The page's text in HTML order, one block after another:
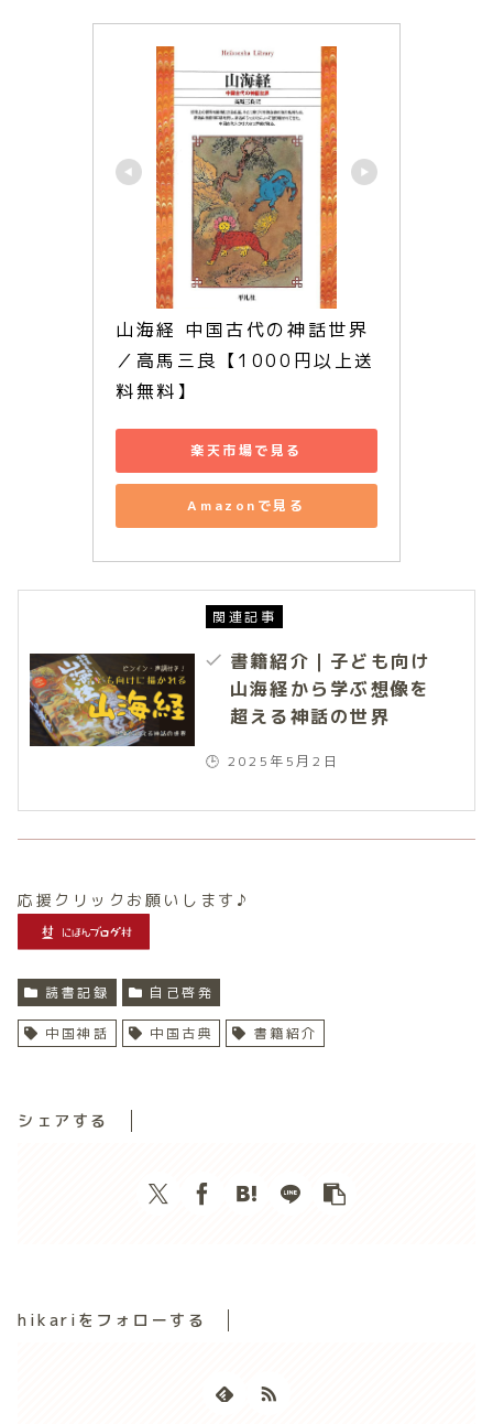
山海経 中国古代の神話世界
／高馬三良【1000円以上送
料無料】
楽天市場で見る
Amazonで見る
関連記事
書籍紹介｜子ども向け
山海経から学ぶ想像を
超える神話の世界
🕒 2025年5月2日
応援クリックお願いします♪
読書記録 自己啓発
中国神話 中国古典 書籍紹介
シェアする
hikariをフォローする